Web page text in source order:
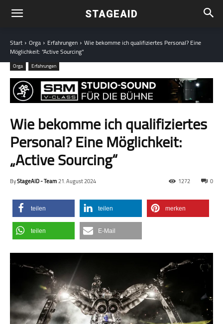
STAGEAID
Start Orga Erfahrungen Wie bekomme ich qualifiziertes Personal? Eine
Möglichkeit: "Active Sourcing"
Orga Erfahrungen
Wie bekomme ich qualifiziertes
Personal? Eine Möglichkeit:
„Active Sourcing“
ByStageAID - Team21. August 2024 0
1272
teilen teilen merken
teilen E-Mail